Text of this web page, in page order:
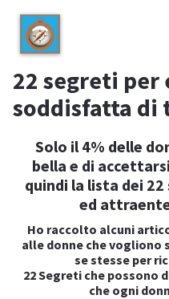
22 segreti per
soddisfatta di
Solo il 4% delle
bella e di
quindi la lista dei
ed
Ho raccolto alcuni
alle donne che vogliono
se stesse per
22 Segreti che possono
che ogni